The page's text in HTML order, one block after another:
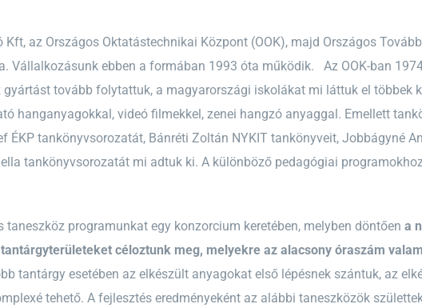
Kft, az Országos Oktatástechnikai Központ (OOK), majd Országos
Vállalkozásunk ebben a formában 1993 óta működik. Az OOK-ban
gyártást tovább folytattuk, a magyarországi iskolákat mi láttuk el többek
hanganyagokkal, videó filmekkel, zenei hangzó anyaggal. Emellett
ÉKP tankönyvsorozatát, Bánréti Zoltán NYKIT tankönyveit, Jobbágyné
tankönyvsorozatát mi adtuk ki. A különböző pedagógiai
programunkat egy konzorcium keretében, melyben döntően a
céloztunk meg, melyekre az alacsony óraszám
tantárgy esetében az elkészült anyagokat első lépésnek szántuk, az
tehető. A fejlesztés eredményeként az alábbi taneszközök